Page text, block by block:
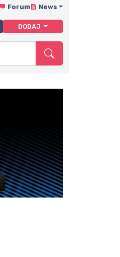
Forum News
DODAJ